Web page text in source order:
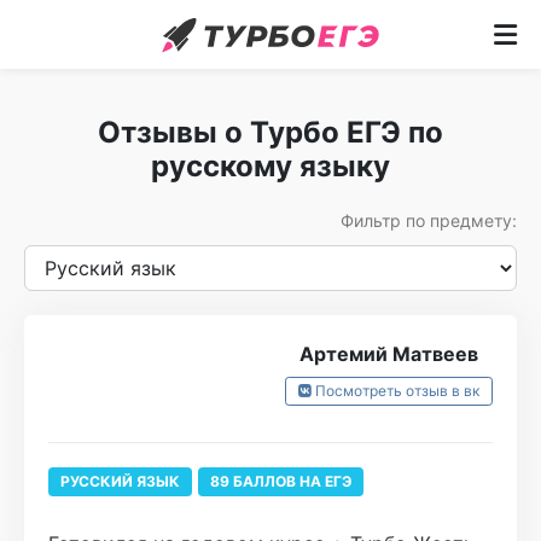
Как учим
Отзывы
Отзывы о Турбо ЕГЭ по
русскому языку
Фильтр по предмету:
Артемий Матвеев
Посмотреть отзыв в вк
РУССКИЙ ЯЗЫК 89 БАЛЛОВ НА ЕГЭ